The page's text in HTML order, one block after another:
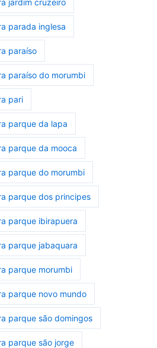
parada inglesa
paraíso
paraíso do morumbi
pari
parque da lapa
parque da mooca
parque do morumbi
parque dos principes
parque ibirapuera
parque jabaquara
parque morumbi
parque novo mundo
parque são domingos
parque são jorge